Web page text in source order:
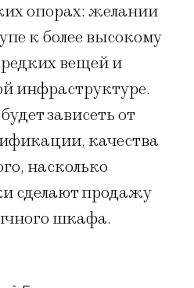
опорах: желании
к более высокому
вещей и
инфраструктуре.
зависеть от
качества
насколько
сделают продажу
шкафа.